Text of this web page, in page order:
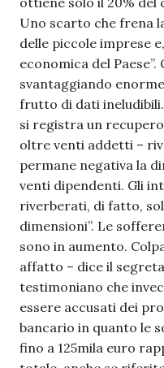
Uno scarto che frena
delle piccole imprese
economica del
svantaggiando
frutto di dati
si registra un
oltre venti addetti –
permane negativa la
venti dipendenti. Gli
riverberati, di fatto,
dimensioni”. Le
sono in aumento.
affatto – dice il
testimoniano che
essere accusati dei
bancario in quanto le
fino a 125mila euro